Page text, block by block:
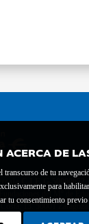
ACERCA DE
transcurso de tu
para
tu consentimiento
C.I.F. G-50000652.
del Mº de
13. 50001 Zaragoza.